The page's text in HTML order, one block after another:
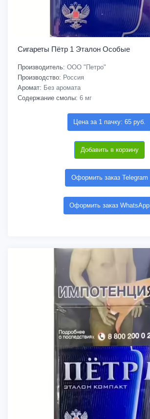
Сигареты Пётр 1 Эталон Особые
Производитель: ООО "Петро"
Производство: Россия
Аромат: Без аромата
Содержание смолы: 6 мг
Цена за 1 пачку: 65 руб.
Добавить в корзину
Оформить заказ Telegram
Оформить заказ WhatsApp